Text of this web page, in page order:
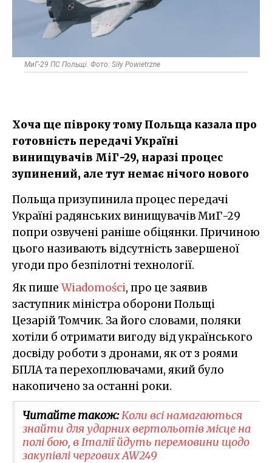
МиГ-29 ПС Польщі. Фото: Siły Powietrzne
Хоча ще півроку тому Польща казала про
готовність передачі Україні
винищувачів МіГ-29, наразі процес
зупинений, але тут немає нічого нового
Польща призупинила процес передачі
Україні радянських винищувачів МиГ-29
попри озвучені раніше обіцянки. Причиною
цього називають відсутність завершеної
угоди про безпілотні технології.
Як пише Wiadomości, про це заявив
заступник міністра оборони Польщі
Цезарій Томчик. За його словами, поляки
хотіли б отримати вигоду від українського
досвіду роботи з дронами, як от з роями
БПЛА та перехоплювачами, який було
накопичено за останні роки.
Читайте також:Коли всі намагаються
знайти для ударних вертольотів місце на
полі бою, в Італії йдуть перемовини щодо
закупівлі чергових AW249